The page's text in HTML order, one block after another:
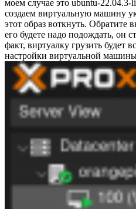
моем случае это ubuntu-
создаем виртуальную машину
этот образ воткнуть. Обратите
его будете надо подождать, он
факт, виртуалку грузить будет
настройки виртуальной